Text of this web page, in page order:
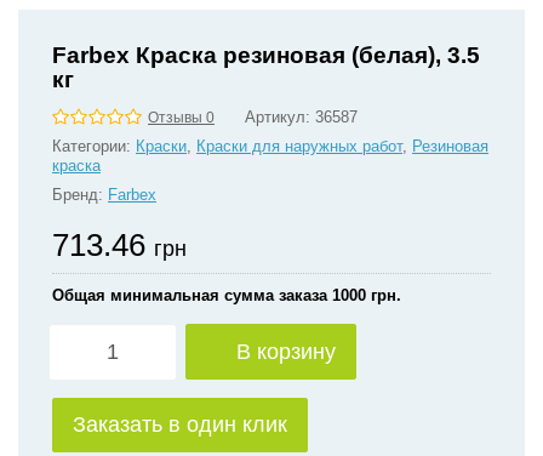
Farbex Краска резиновая (белая), 3.5
кг
Отзывы 0 Артикул: 36587
Категории: Краски, Краски для наружных работ, Резиновая
краска
Бренд: Farbex
713.46 грн
Общая минимальная сумма заказа 1000 грн.
В корзину
Заказать в один клик